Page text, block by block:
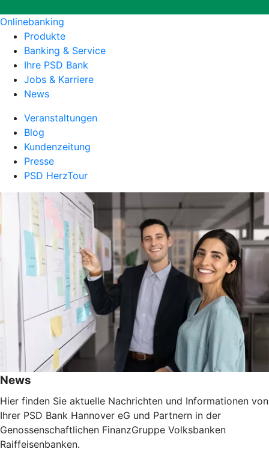
Onlinebanking
Produkte
Banking & Service
Ihre PSD Bank
Jobs & Karriere
News
Veranstaltungen
Blog
Kundenzeitung
Presse
PSD HerzTour
News
Hier finden Sie aktuelle Nachrichten und Informationen von
Ihrer PSD Bank Hannover eG und Partnern in der
Genossenschaftlichen FinanzGruppe Volksbanken
Raiffeisenbanken.